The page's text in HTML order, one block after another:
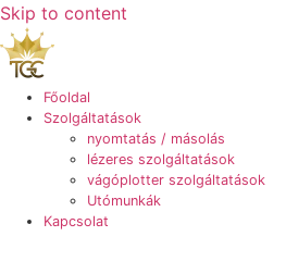
Skip to content
Főoldal
Szolgáltatások
nyomtatás / másolás
lézeres szolgáltatások
vágóplotter szolgáltatások
Utómunkák
Kapcsolat